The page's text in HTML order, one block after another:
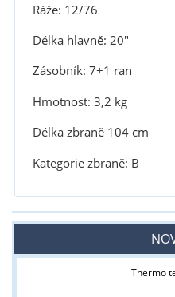
Ráže: 12/76
Délka hlavně: 20"
Zásobník: 7+1 ran
Hmotnost: 3,2 kg
Délka zbraně 104 cm
Kategorie zbraně: B
Thermo